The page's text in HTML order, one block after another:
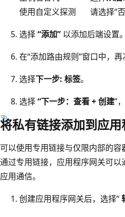
使用自定义探测
请选择“否
选择“添加” 以添加后端设置。
在“添加路由规则”窗口中，再
选择下一步: 标签。
选择“下一步：查看 + 创建”
将私有链接添加到应
可以使用专用链接与仅限内部的容
通过专用链接，应用程序网关可
应用通信。
创建应用程序网关后，选择“